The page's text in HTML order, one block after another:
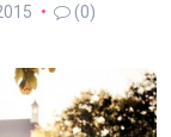
(0)